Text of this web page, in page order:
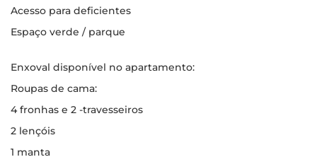
Acesso para deficientes
Espaço verde / parque
Enxoval disponível no apartamento:
Roupas de cama:
4 fronhas e 2 -travesseiros
2 lençóis
1 manta